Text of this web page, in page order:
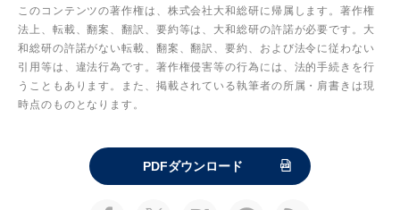
このコンテンツの著作権は、株式会社大和総研に帰属します。著作権
法上、転載、翻案、翻訳、要約等は、大和総研の許諾が必要です。大
和総研の許諾がない転載、翻案、翻訳、要約、および法令に従わない
引用等は、違法行為です。著作権侵害等の行為には、法的手続きを行
うこともあります。また、掲載されている執筆者の所属・肩書きは現
時点のものとなります。
PDFダウンロード